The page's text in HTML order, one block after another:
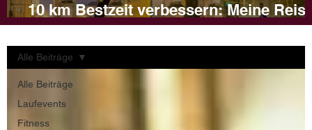
10 km Bestzeit verbessern: Meine
und Tipps für dein Training
Alle Beiträge
Laufevents
Fitness
Alle Beiträge